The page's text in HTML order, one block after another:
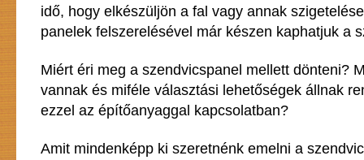
idő, hogy elkészüljön a fal vagy annak
panelek felszerelésével már készen kaphatjuk a
Miért éri meg a szendvicspanel mellett dönteni?
vannak és miféle választási lehetőségek állnak
ezzel az építőanyaggal kapcsolatban?
Amit mindenképp ki szeretnénk emelni a